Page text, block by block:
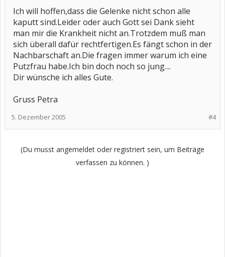
Ich will hoffen,dass die Gelenke nicht schon alle
kaputt sind.Leider oder auch Gott sei Dank sieht
man mir die Krankheit nicht an.Trotzdem muß man
sich überall dafür rechtfertigen.Es fängt schon in der
Nachbarschaft an.Die fragen immer warum ich eine
Putzfrau habe.Ich bin doch noch so jung....
Dir wünsche ich alles Gute.
Gruss Petra
#4
5. Dezember 2005
(Du musst angemeldet oder registriert sein, um Beiträge
verfassen zu können. )